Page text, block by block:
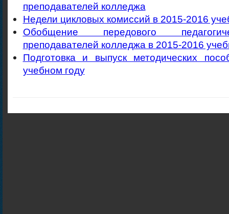
преподавателей колледжа
Недели цикловых комиссий в 2015-2016
Обобщение передового
преподавателей колледжа в 2015-2016
Подготовка и выпуск методических
учебном году